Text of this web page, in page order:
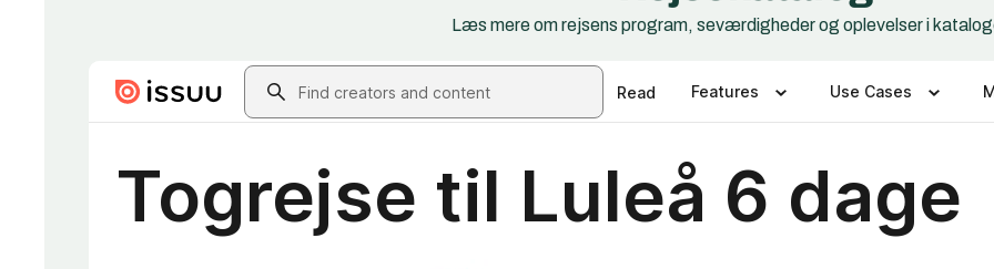
Læs mere om rejsens program, seværdigheder og oplevelser i